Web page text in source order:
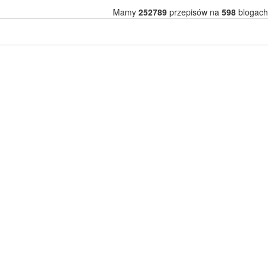
Mamy 252789przepisów na 598